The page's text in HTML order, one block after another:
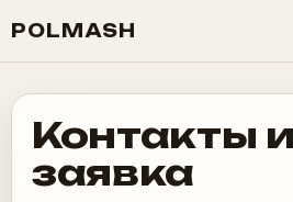
POLMASH
Контакты и
заявка